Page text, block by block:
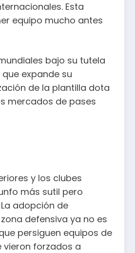
Esta
equipo mucho antes
bajo su tutela
expande su
de la plantilla dota
mercados de pases
y los clubes
más sutil pero
adopción de
defensiva ya no es
persiguen equipos de
vieron forzados a